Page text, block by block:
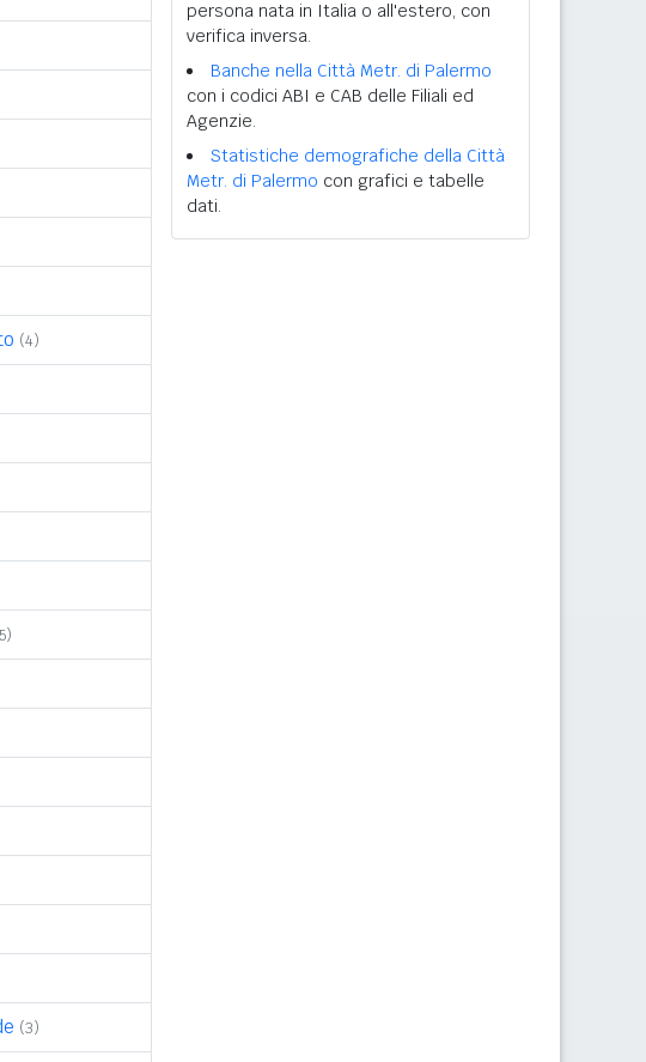
(4)
(3)
persona nata in Italia o all'estero, con
verifica inversa.
Banche nella Città Metr. di Palermo
con i codici ABI e CAB delle Filiali ed
Agenzie.
Statistiche demografiche della Città
Metr. di Palermo con grafici e tabelle
dati.